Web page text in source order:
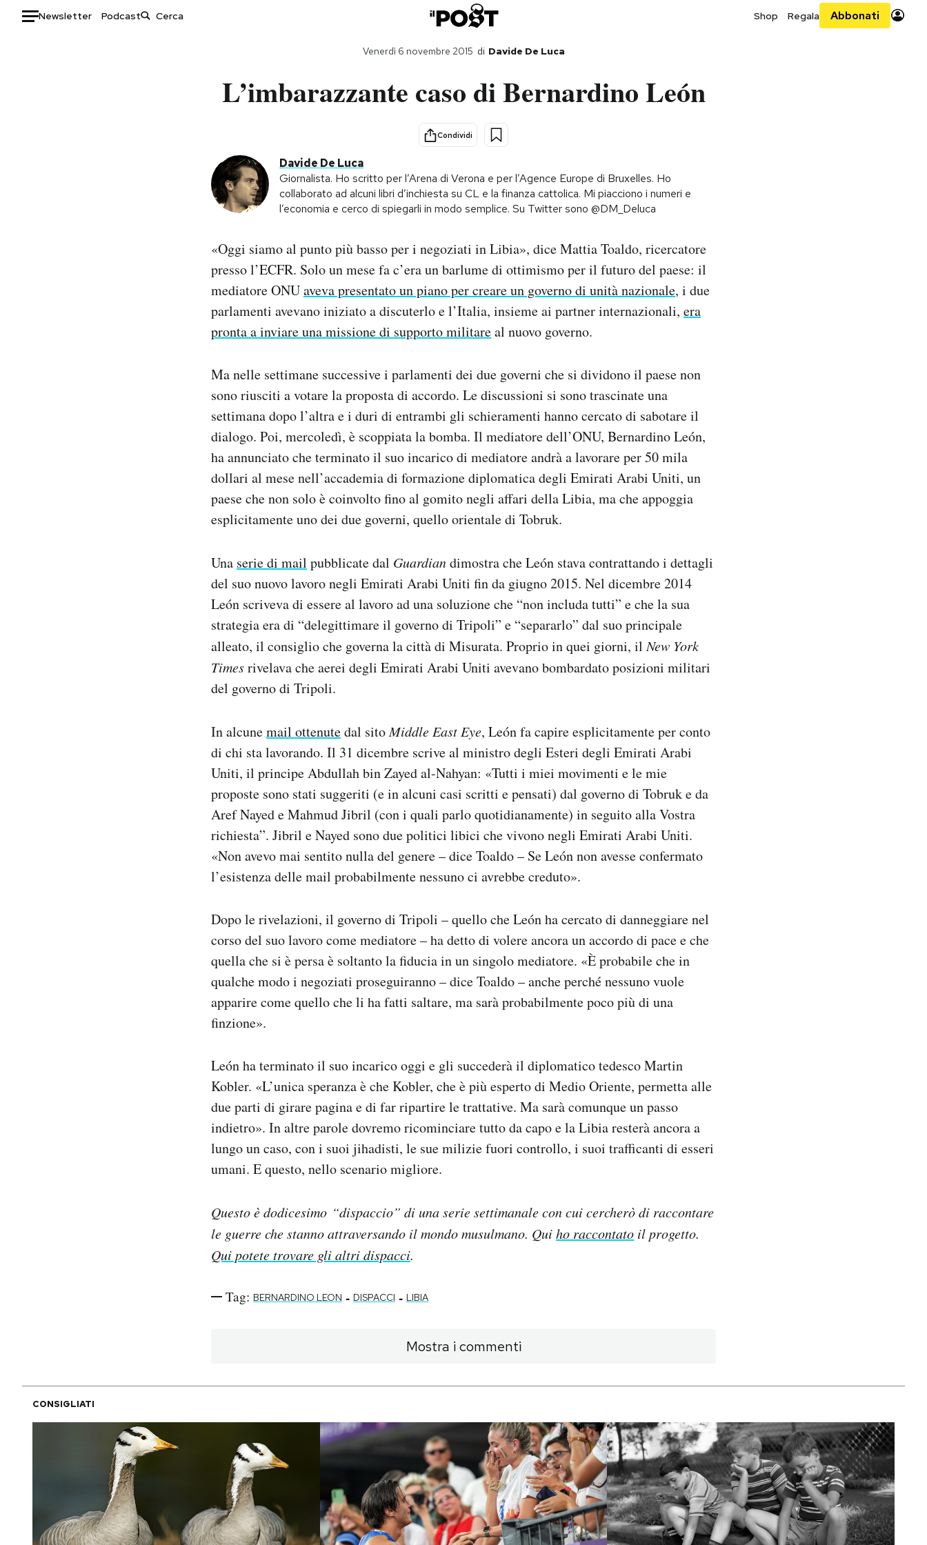
Newsletter Podcast Shop Regala Abbonati
Storie/Idee
Ok Boomer!
Altrecose
Mondiali calcio 2026
di Davide De Luca
Venerdì 6 novembre 2015
L’imbarazzante caso di Bernardino León
Condividi
Davide De Luca
Giornalista. Ho scritto per l’Arena di Verona e per l’Agence Europe di Bruxelles. Ho
collaborato ad alcuni libri d’inchiesta su CL e la finanza cattolica. Mi piacciono i numeri e
l’economia e cerco di spiegarli in modo semplice. Su Twitter sono @DM_Deluca
«Oggi siamo al punto più basso per i negoziati in Libia», dice Mattia Toaldo, ricercatore
presso l’ECFR. Solo un mese fa c’era un barlume di ottimismo per il futuro del paese: il
mediatore ONUaveva presentato un piano per creare un governo di unità nazionale, i due
parlamenti avevano iniziato a discuterlo e l’Italia, insieme ai partner internazionali, era
pronta a inviare una missione di supporto militareal nuovo governo.
Ma nelle settimane successive i parlamenti dei due governi che si dividono il paese non
sono riusciti a votare la proposta di accordo. Le discussioni si sono trascinate una
settimana dopo l’altra e i duri di entrambi gli schieramenti hanno cercato di sabotare il
dialogo. Poi, mercoledì, è scoppiata la bomba. Il mediatore dell’ONU, Bernardino León,
ha annunciato che terminato il suo incarico di mediatore andrà a lavorare per 50 mila
dollari al mese nell’accademia di formazione diplomatica degli Emirati Arabi Uniti, un
paese che non solo è coinvolto fino al gomito negli affari della Libia, ma che appoggia
esplicitamente uno dei due governi, quello orientale di Tobruk.
Una serie di mail pubblicate dal Guardiandimostra che León stava contrattando i dettagli
del suo nuovo lavoro negli Emirati Arabi Uniti fin da giugno 2015. Nel dicembre 2014
León scriveva di essere al lavoro ad una soluzione che “non includa tutti” e che la sua
strategia era di “delegittimare il governo di Tripoli” e “separarlo” dal suo principale
alleato, il consiglio che governa la città di Misurata. Proprio in quei giorni, ilNew York
Timesrivelava che aerei degli Emirati Arabi Uniti avevano bombardato posizioni militari
del governo di Tripoli.
In alcunemail ottenutedal sitoMiddle East Eye, León fa capire esplicitamente per conto
di chi sta lavorando. Il 31 dicembre scrive al ministro degli Esteri degli Emirati Arabi
Uniti, il principe Abdullah bin Zayed al-Nahyan: «Tutti i miei movimenti e le mie
proposte sono stati suggeriti (e in alcuni casi scritti e pensati) dal governo di Tobruk e da
Aref Nayed e Mahmud Jibril (con i quali parlo quotidianamente) in seguito alla Vostra
richiesta”. Jibril e Nayed sono due politici libici che vivono negli Emirati Arabi Uniti.
«Non avevo mai sentito nulla del genere – dice Toaldo – Se León non avesse confermato
l’esistenza delle mail probabilmente nessuno ci avrebbe creduto».
Dopo le rivelazioni, il governo di Tripoli – quello che León ha cercato di danneggiare nel
corso del suo lavoro come mediatore – ha detto di volere ancora un accordo di pace e che
quella che si è persa è soltanto la fiducia in un singolo mediatore. «È probabile che in
qualche modo i negoziati proseguiranno – dice Toaldo – anche perché nessuno vuole
apparire come quello che li ha fatti saltare, ma sarà probabilmente poco più di una
finzione».
León ha terminato il suo incarico oggi e gli succederà il diplomatico tedesco Martin
Kobler. «L’unica speranza è che Kobler, che è più esperto di Medio Oriente, permetta alle
due parti di girare pagina e di far ripartire le trattative. Ma sarà comunque un passo
indietro». In altre parole dovremo ricominciare tutto da capo e la Libia resterà ancora a
lungo un caso, con i suoi jihadisti, le sue milizie fuori controllo, i suoi trafficanti di esseri
umani. E questo, nello scenario migliore.
Questo è dodicesimo “dispaccio” di una serie settimanale con cui cercherò di raccontare
le guerre che stanno attraversando il mondo musulmano. Quiho raccontato il progetto.
Qui potete trovare gli altri dispacci.
Tag: BERNARDINO LEON - DISPACCI - LIBIA
Mostra i commenti
CONSIGLIATI